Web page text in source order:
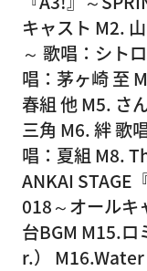
キャスト M2.
～ 歌唱：シト
唱：茅ヶ崎 至
春組 他 M5. さ
三角 M6. 絆 歌
唱：夏組 M8.
ANKAI STAGE
018～オール
台BGM M15.ロ
r.）